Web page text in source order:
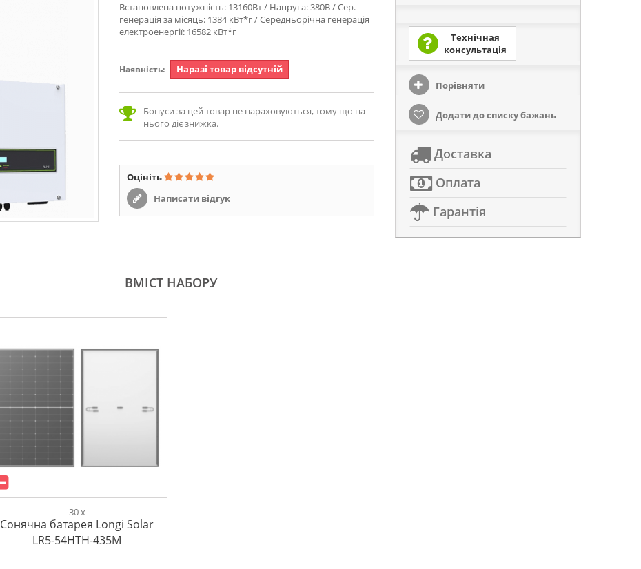
Встановлена потужність: 13160Вт / Напруга: 380В / Сер.
генерація за місяць: 1384 кВт*г / Середньорічна генерація
електроенергії: 16582 кВт*г
Наявність: Наразі товар відсутній
Бонуси за цей товар не нараховуються, тому що на
нього діє знижка.
Оцініть
Написати відгук
Технічная
консультація
Порівняти
Додати до списку бажань
Доставка
Оплата
Гарантія
ВМІСТ НАБОРУ
30 x
Сонячна батарея Longi Solar
LR5-54HTH-435M